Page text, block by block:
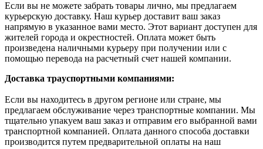
Если вы не можете забрать товары лично, мы предлагаем
курьерскую доставку. Наш курьер доставит ваш заказ
напрямую в указанное вами место. Этот вариант доступен для
жителей города и окрестностей. Оплата может быть
произведена наличными курьеру при получении или с
помощью перевода на расчетный счет нашей компании.
Доставка траyспортными компаниями:
Если вы находитесь в другом регионе или стране, мы
предлагаем обслуживание через транспортные компании. Мы
тщательно упакуем ваш заказ и отправим его выбранной вами
транспортной компанией. Оплата данного способа доставки
производится путем предварительной оплаты на наш